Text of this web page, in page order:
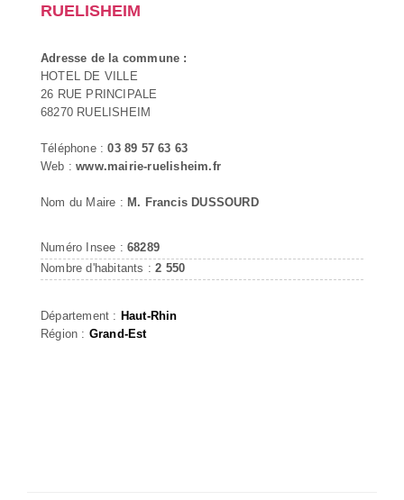
RUELISHEIM
Adresse de la commune :
HOTEL DE VILLE
26 RUE PRINCIPALE
68270 RUELISHEIM
Téléphone :03 89 57 63 63
Web :www.mairie-ruelisheim.fr
Nom du Maire : M. Francis DUSSOURD
Numéro Insee : 68289
Nombre d'habitants :2 550
Département : Haut-Rhin
Région : Grand-Est